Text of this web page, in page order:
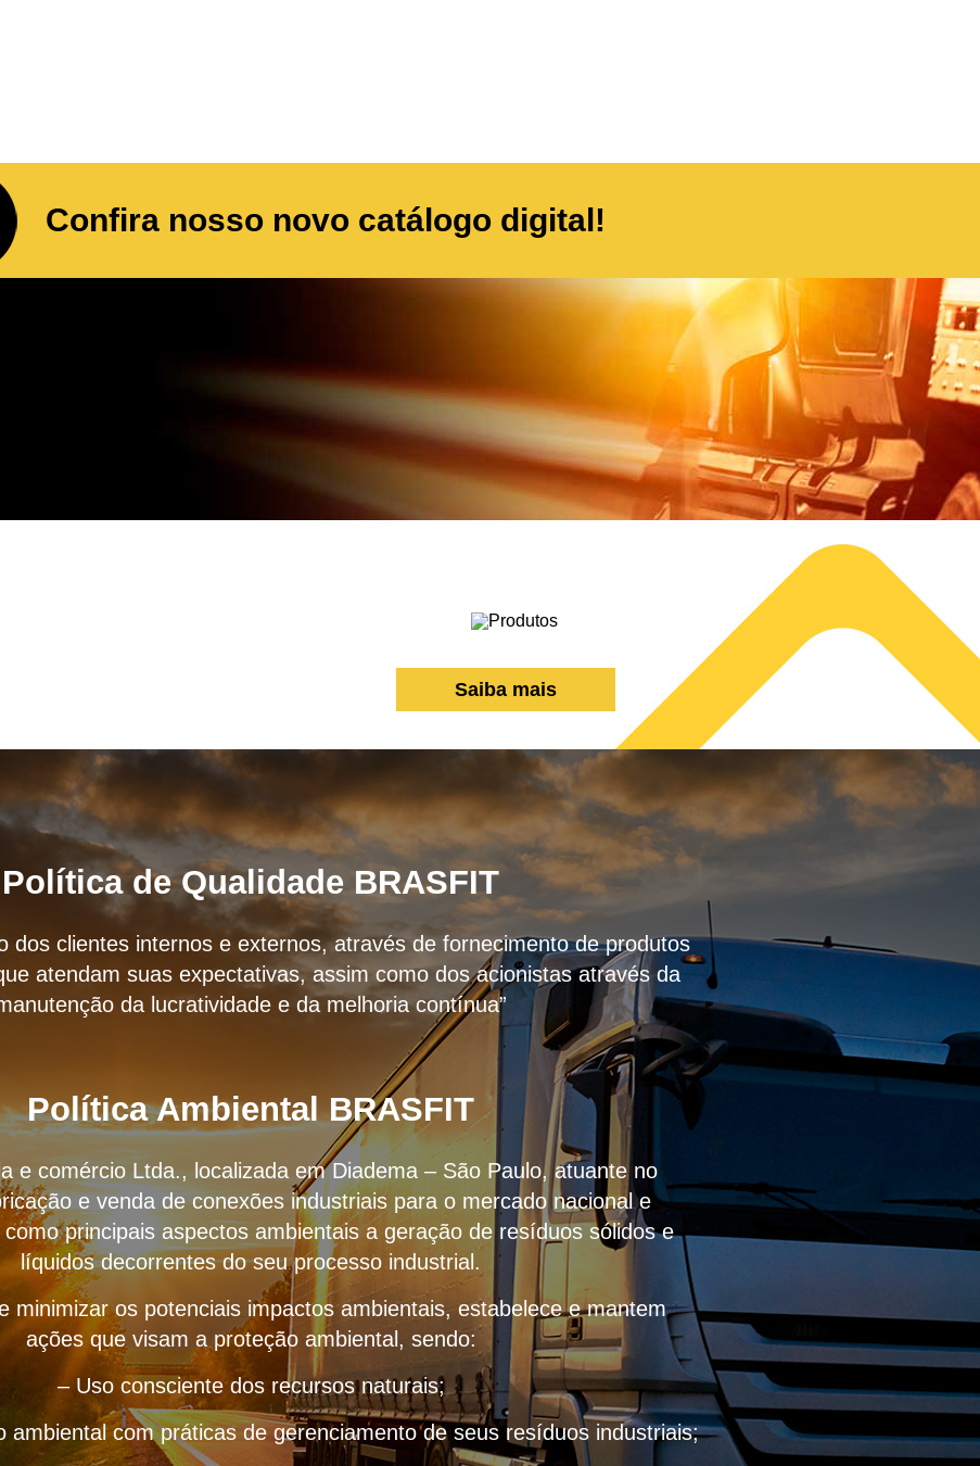
Confira nosso novo catálogo digital!
Saiba mais
Política de Qualidade BRASFIT
dos clientes internos e externos, através de fornecimento de produtos
atendam suas expectativas, assim como dos acionistas através da
da lucratividade e da melhoria contínua”
Política Ambiental BRASFIT
e comércio Ltda., localizada em Diadema – São Paulo, atuante no
e venda de conexões industriais para o mercado nacional e
principais aspectos ambientais a geração de resíduos sólidos e
líquidos decorrentes do seu processo industrial.
minimizar os potenciais impactos ambientais, estabelece e mantem
ações que visam a proteção ambiental, sendo:
– Uso consciente dos recursos naturais;
ambiental com práticas de gerenciamento de seus resíduos industriais;